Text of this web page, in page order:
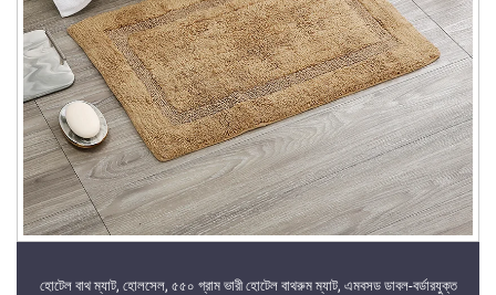
হোটেল বাথ ম্যাট, হোলসেল, ৫৫০ গ্রাম ভারী হোটেল বাথরুম ম্যাট, এমবসড ডাবল-বর্ডারযুক্ত